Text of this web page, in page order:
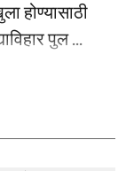
होण्यासाठी
पुल ...